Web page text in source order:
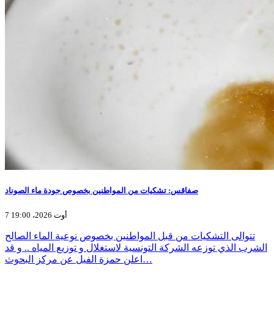
صفاقس: تشكيات من المواطنين بخصوص جودة ماء الصوناد
7 أوت 2026، 19:00
تتوالى التشكيات من قبل المواطنين بخصوص نوعية الماء الصالح
الشرب الذي توزعه الشركة التونسية لاستغلال و توزيع المياه .. و قد
اعلن حمزة الفيل عن مركز البحوث…